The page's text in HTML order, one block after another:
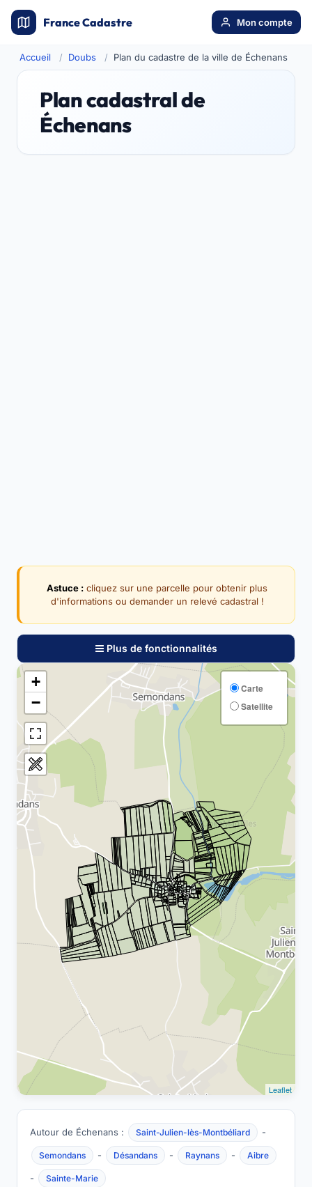
France Cadastre Mon compte
Accueil Doubs Plan du cadastre de la ville de Échenans
Plan cadastral de
Échenans
Astuce : cliquez sur une parcelle pour obtenir plus
d'informations ou demander un relevé cadastral !
Plus de fonctionnalités
+
−
Carte
Satellite
Leaflet
Autour de Échenans : Saint-Julien-lès-Montbéliard -
Semondans - Désandans - Raynans - Aibre
- Sainte-Marie